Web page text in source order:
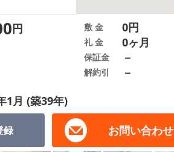
録 お問い合わせ
円
1月 (築39年)
敷 金 0円
礼 金 0ヶ月
保証金 －
解約引 －